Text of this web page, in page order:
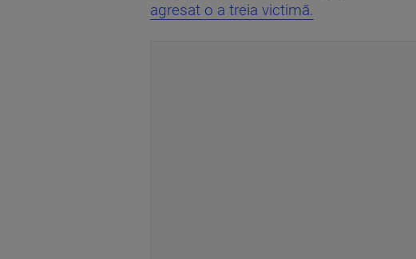
agresat o a treia victimă.